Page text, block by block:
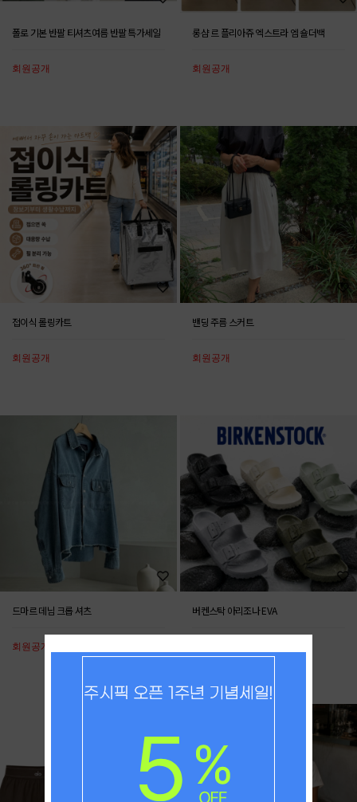
폴로 기본 반팔 티셔츠여름 반팔 특가세일
회원공개
롱샴 르 플리아쥬 엑스트라 엠 숄더백
회원공개
접이식 롤링카트
회원공개
밴딩 주름 스커트
회원공개
드마르 데님 크롭 셔츠
회원공개
버켄스탁 아리조나 EVA